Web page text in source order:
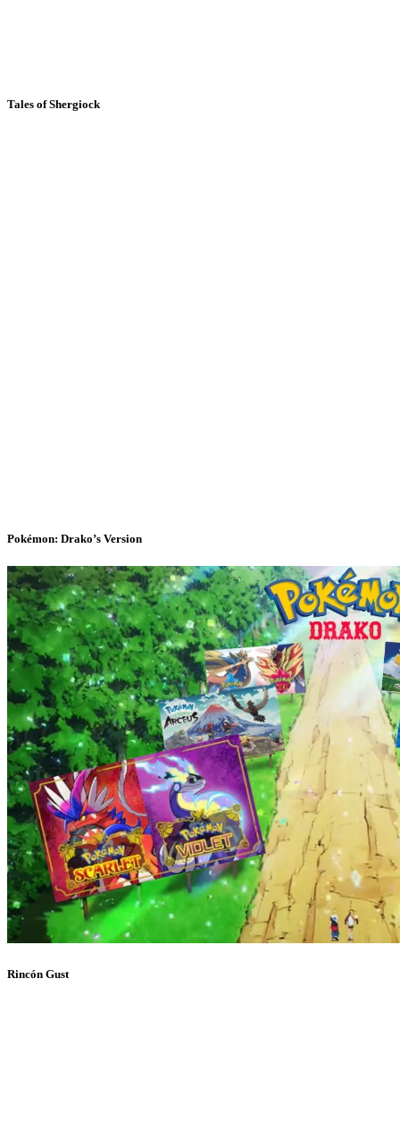
Tales of Shergiock
Pokémon: Drako’s Version
Rincón Gust